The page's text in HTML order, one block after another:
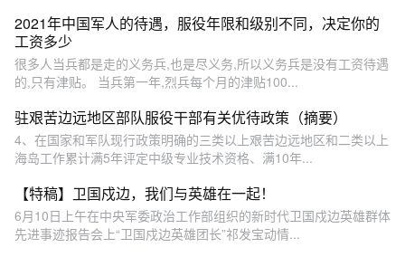
2021年中国军人的待遇，服役年限和级别不同，决定你的
工资多少
很多人当兵都是走的义务兵,也是尽义务,所以义务兵是没有工资待遇
的,只有津贴。 当兵第一年,烈兵每个月的津贴100...
驻艰苦边远地区部队服役干部有关优待政策（摘要）
4、在国家和军队现行政策明确的三类以上艰苦边远地区和二类以上
海岛工作累计满5年评定中级专业技术资格、满10年...
【特稿】卫国戍边，我们与英雄在一起！
6月10日上午在中央军委政治工作部组织的新时代卫国戍边英雄群体
先进事迹报告会上“卫国戍边英雄团长”祁发宝动情...